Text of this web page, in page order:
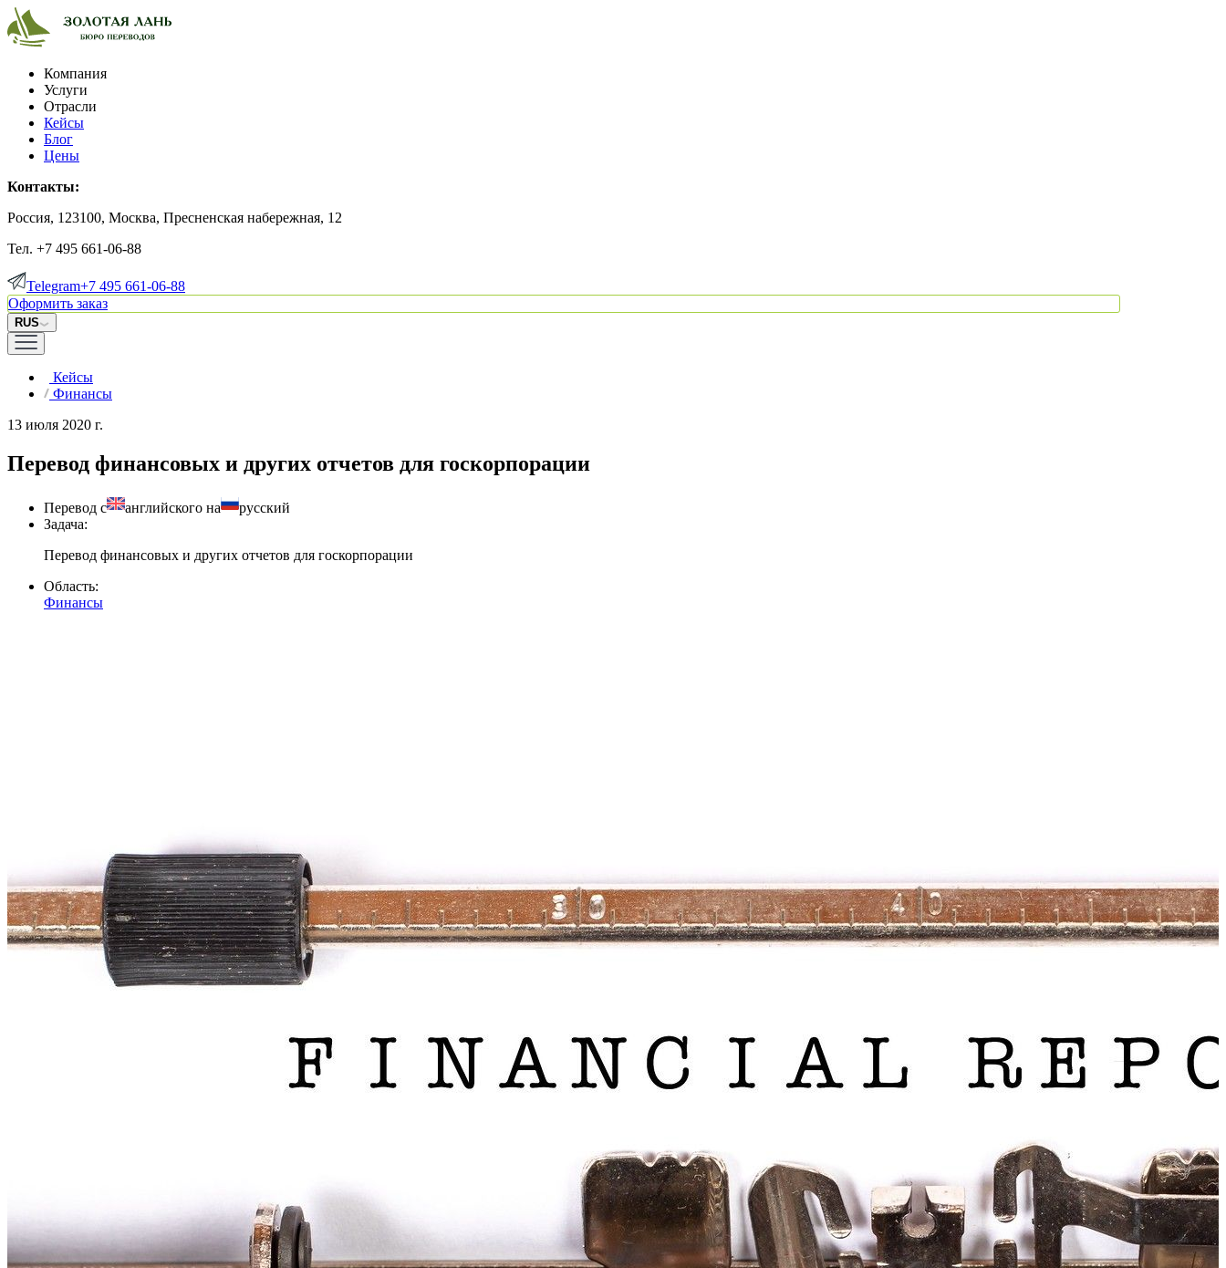
Компания
Услуги
Отрасли
Кейсы
Блог
Цены
Контакты:
Россия, 123100, Москва, Пресненская набережная, 12
Тел. +7 495 661-06-88
Telegram+7 495 661-06-88
Оформить заказ
RUS
Кейсы
Финансы
13 июля 2020 г.
Перевод финансовых и других отчетов для госкорпорации
Перевод с английского на
русский
Задача:
Перевод финансовых и других отчетов для госкорпорации
Область:
Финансы